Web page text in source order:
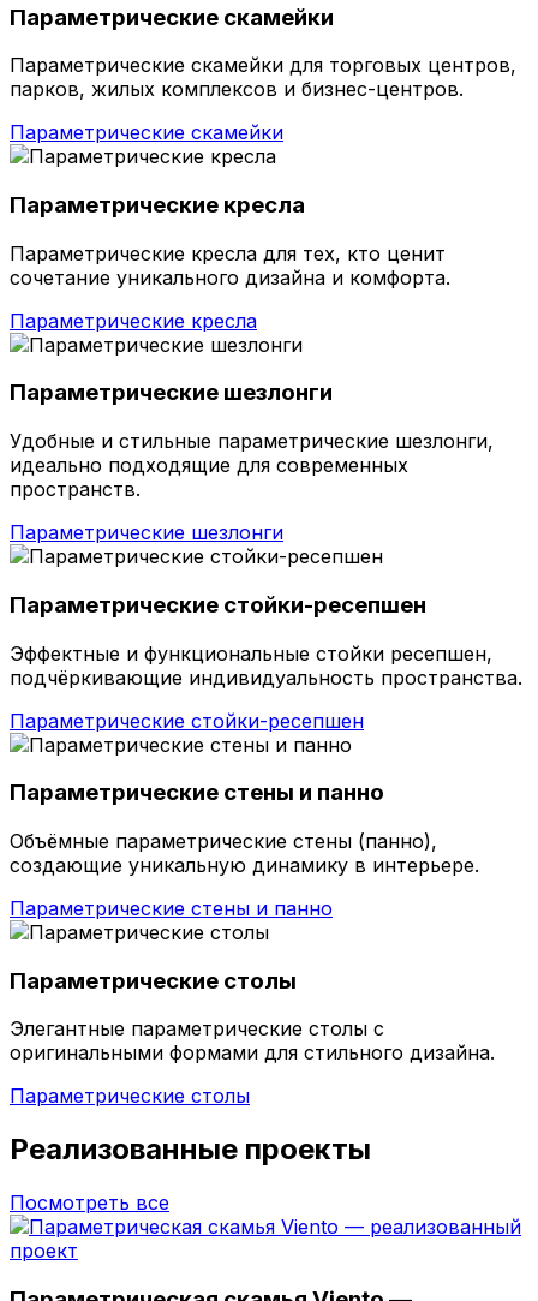
Параметрические скамейки
Параметрические скамейки для торговых центров,
парков, жилых комплексов и бизнес-центров.
Параметрические скамейки
Параметрические кресла
Параметрические кресла для тех, кто ценит
сочетание уникального дизайна и комфорта.
Параметрические кресла
Параметрические шезлонги
Удобные и стильные параметрические шезлонги,
идеально подходящие для современных
пространств.
Параметрические шезлонги
Параметрические стойки-ресепшен
Эффектные и функциональные стойки ресепшен,
подчёркивающие индивидуальность пространства.
Параметрические стойки-ресепшен
Параметрические стены и панно
Объёмные параметрические стены (панно),
создающие уникальную динамику в интерьере.
Параметрические стены и панно
Параметрические столы
Элегантные параметрические столы с
оригинальными формами для стильного дизайна.
Параметрические столы
Реализованные проекты
Посмотреть все